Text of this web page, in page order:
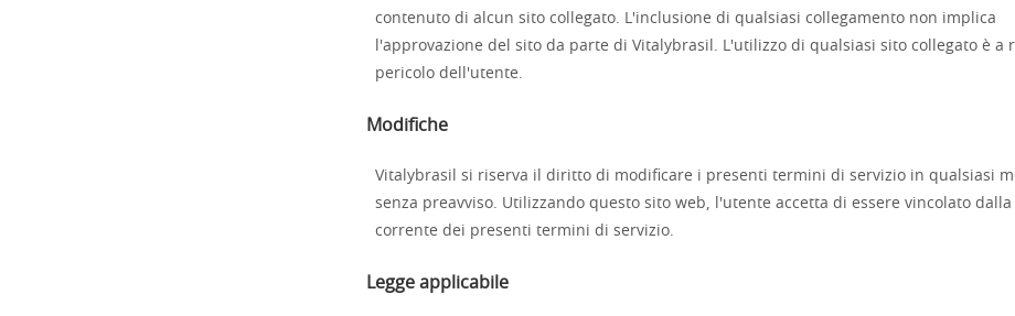
contenuto di alcun sito collegato. L'inclusione di qualsiasi collegamento non implica
l'approvazione del sito da parte di Vitalybrasil. L'utilizzo di qualsiasi sito collegato è a
pericolo dell'utente.
Modifiche
Vitalybrasil si riserva il diritto di modificare i presenti termini di servizio in qualsiasi
senza preavviso. Utilizzando questo sito web, l'utente accetta di essere vincolato dalla
corrente dei presenti termini di servizio.
Legge applicabile